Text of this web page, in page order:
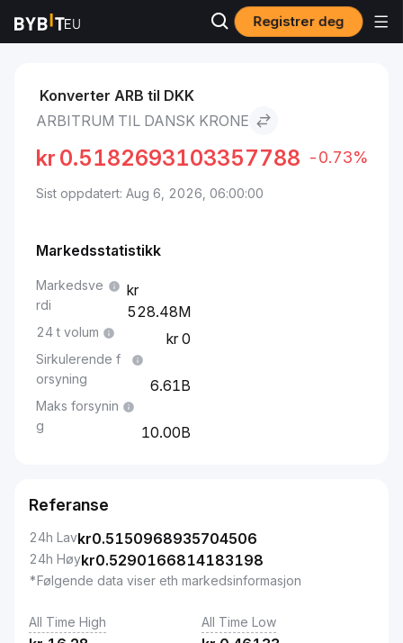
Registrer deg
Markeder Arbitrum to Dansk krone
Konverter ARB til DKK
ARBITRUM TIL DANSK KRONE
kr 0.5182693103357788 -0.73%
Sist oppdatert: Aug 6, 2026, 06:00:00
Markedsstatistikk
Markedsve
rdi
528.48M
24 t volum 0
Sirkulerende f
orsyning
6.61B
Maks forsynin
g
10.00B
Referanse
24h Lavkr0.5150968935704506
24h Høykr0.5290166814183198
*Følgende data viser eth markedsinformasjon
All Time High All Time Low